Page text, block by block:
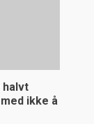
halvt
ikke å